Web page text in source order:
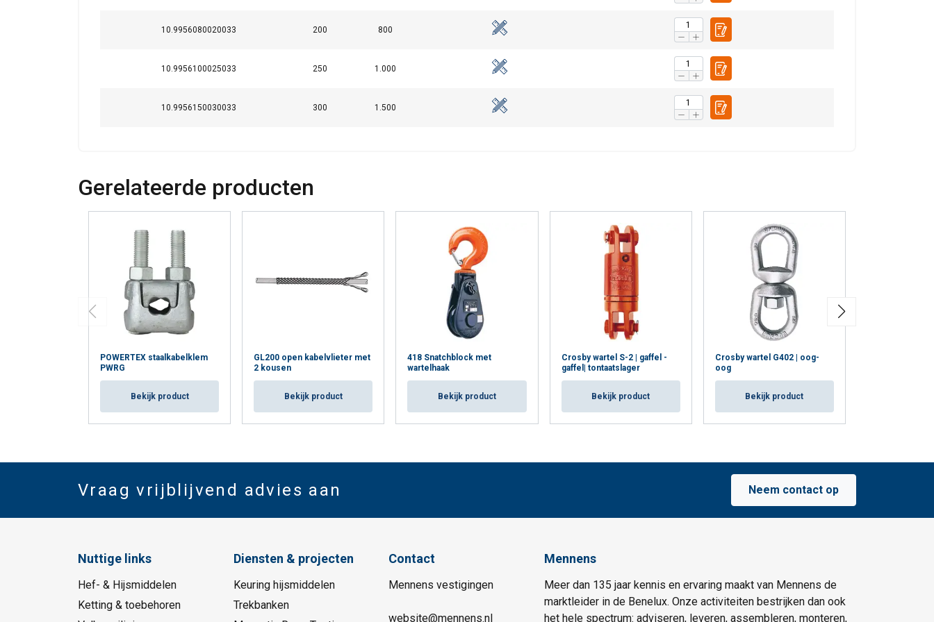
10.9956080020033 200 800
10.9956100025033 250 1.000
10.9956150030033 300 1.500
Gerelateerde producten
POWERTEX staalkabelklem
PWRG
Bekijk product
GL200 open kabelvlieter met
2 kousen
Bekijk product
418 Snatchblock met
wartelhaak
Bekijk product
Crosby wartel S-2 | gaffel -
gaffel| tontaatslager
Bekijk product
Crosby wartel G402 | oog-
oog
Bekijk product
Vraag vrijblijvend advies aan Neem contact op
Nuttige links
Hef- & Hijsmiddelen
Ketting & toebehoren
Diensten & projecten
Keuring hijsmiddelen
Trekbanken
Contact
Mennens vestigingen
website@mennens.nl
Mennens
Meer dan 135 jaar kennis en ervaring maakt van Mennens de
marktleider in de Benelux. Onze activiteiten bestrijken dan ook
het hele spectrum: adviseren, leveren, assembleren, monteren,